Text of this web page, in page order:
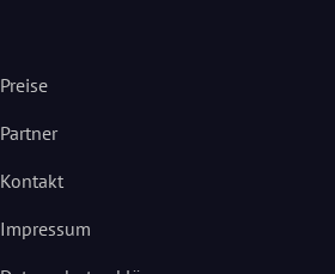
Preise
Partner
Kontakt
Impressum